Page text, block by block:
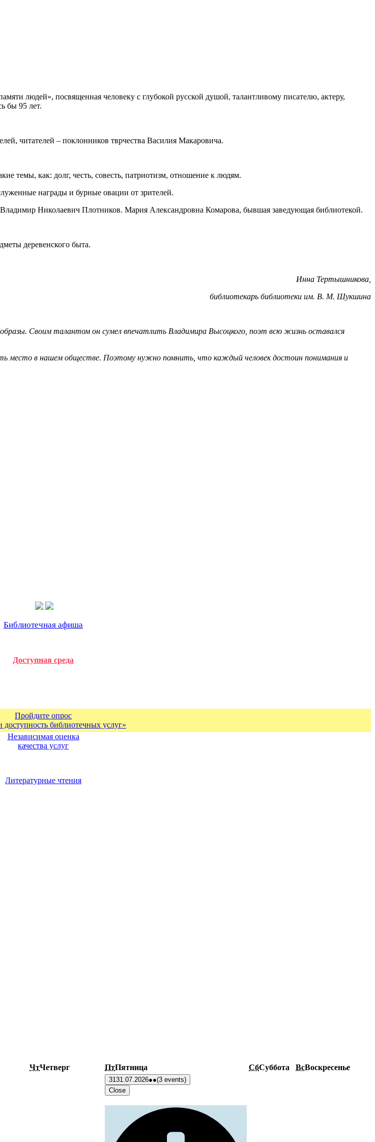
людей», посвященная человеку с глубокой русской душой, талантливому писателю, актеру,
бы 95 лет.
читателей – поклонников тврчества Василия Макаровича.
темы, как: долг, честь, совесть, патриотизм, отношение к людям.
награды и бурные овации от зрителей.
Николаевич Плотников. Мария Александровна Комарова, бывшая заведующая библиотекой.
деревенского быта.
Инна Тертышникова,
библиотекарь библиотеки им. В. М. Шукшина
Своим талантом он сумел впечатлить Владимира Высоцкого, поэт всю жизнь оставался
место в нашем обществе. Поэтому нужно помнить, что каждый человек достоин понимания и
Библиотечная афиша
Доступная среда
Пройдите опрос
доступность библиотечных услуг»
Независимая оценка
качества услуг
Литературные чтения
ЧтЧетверг ПтПятница СбСуббота ВсВоскресенье
3131.07.2026●●(3 events)
Close